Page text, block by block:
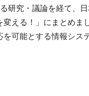
研究・議論を経て、
える！」にまとめ
可能とする情報シス